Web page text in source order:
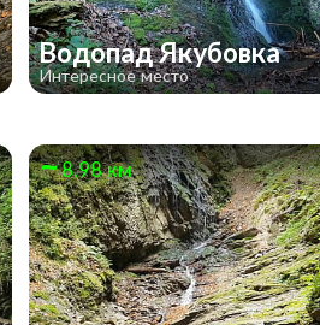
Водопад Якубовка
Интересное место
8.98 км